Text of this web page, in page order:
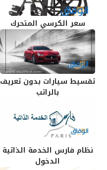
سعر الكرسي المتحرك
تقسيط سيارات بدون تعريف
بالراتب
نظام فارس الخدمة الذاتية
الدخول